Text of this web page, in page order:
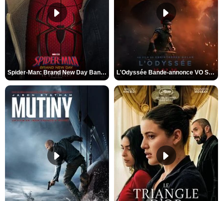
Spider-Man: Brand New Day Bande-annonce VO STFR L'Odyssée Bande-annonce VO STFR